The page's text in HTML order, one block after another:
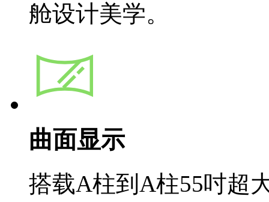
舱设计美学。
曲面显示
搭载A柱到A柱55吋超